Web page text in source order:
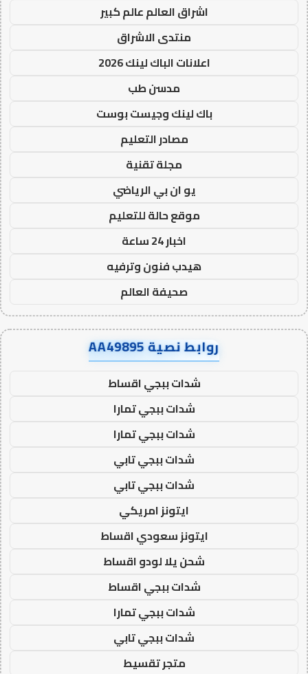
اشراق العالم عالم كبير
منتدى الاشراق
اعلانات الباك لينك 2026
مدسن طب
باك لينك وجيست بوست
مصادر التعليم
مجلة تقنية
يو ان بي الرياضي
موقع حالة للتعليم
اخبار 24 ساعة
هيدب فنون وترفيه
صحيفة العالم
روابط نصية AA49895
شدات ببجي اقساط
شدات ببجي تمارا
شدات ببجي تمارا
شدات ببجي تابي
شدات ببجي تابي
ايتونز امريكي
ايتونز سعودي اقساط
شحن يلا لودو اقساط
شدات ببجي اقساط
شدات ببجي تمارا
شدات ببجي تابي
متجر تقسيط